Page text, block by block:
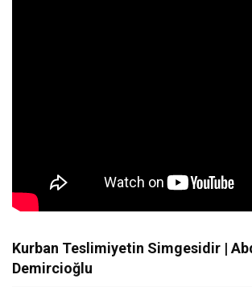
Kurban Teslimiyetin Simgesidir |
Demircioğlu